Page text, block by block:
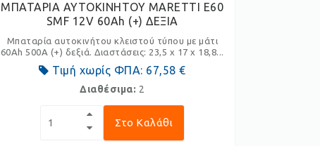
ΜΠΑΤΑΡΙΑ ΑΥΤΟΚΙΝΗΤΟΥ MARETTI E60
SMF 12V 60Ah (+) ΔΕΞΙΑ
Μπαταρία αυτοκινήτου κλειστού τύπου με μάτι
60Ah 500A (+) δεξιά. Διαστάσεις: 23,5 x 17 x 18,8...
Τιμή χωρίς ΦΠΑ: 67,58 €
Διαθέσιμα: 2
Στο Καλάθι